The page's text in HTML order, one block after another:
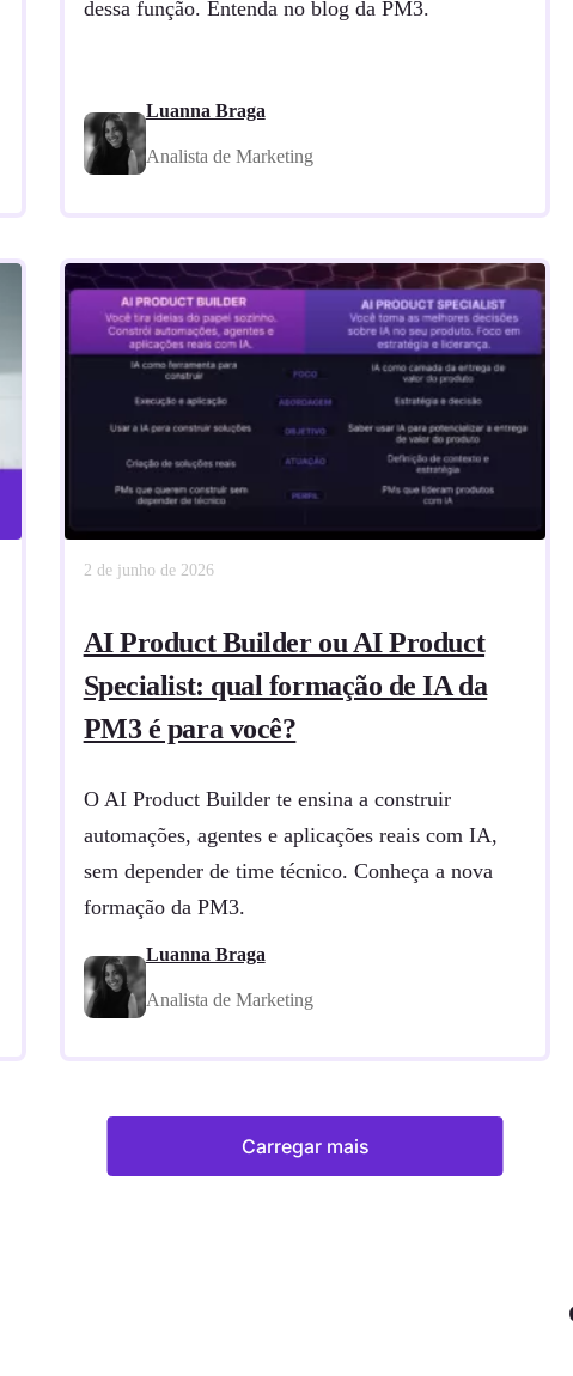
dessa função. Entenda no blog da PM3.
Luanna Braga
Analista de Marketing
2 de junho de 2026
AI Product Builder ou AI Product
Specialist: qual formação de IA da
PM3 é para você?
O AI Product Builder te ensina a construir
automações, agentes e aplicações reais com IA,
sem depender de time técnico. Conheça a nova
formação da PM3.
Luanna Braga
Analista de Marketing
Carregar mais